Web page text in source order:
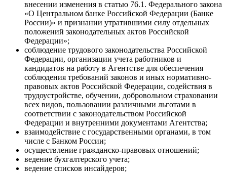
внесении изменения в статью 76.1. Федерального закона
«О Центральном банке Российской Федерации (Банке
России)» и признании утратившими силу отдельных
положений законодательных актов Российской
Федерации»;
соблюдение трудового законодательства Российской
Федерации, организации учета работников и
кандидатов на работу в Агентстве для обеспечения
соблюдения требований законов и иных нормативно-
правовых актов Российской Федерации, содействия в
трудоустройстве, обучении, добровольном страховании
всех видов, пользовании различными льготами в
соответствии с законодательством Российской
Федерации и внутренними документами Агентства;
взаимодействие с государственными органами, в том
числе с Банком России;
осуществление гражданско-правовых отношений;
ведение бухгалтерского учета;
ведение списков инсайдеров;